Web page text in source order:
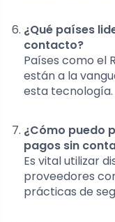
¿Qué países
contacto?
Países como el
están a la
esta tecnología.
¿Cómo puedo
pagos sin
Es vital utilizar
proveedores
prácticas de